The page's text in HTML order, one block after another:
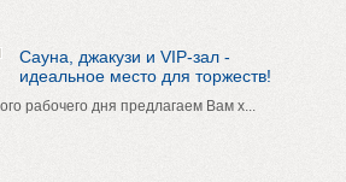
Сауна, джакузи и VIP-зал -
идеальное место для торжеств!
рабочего дня предлагаем Вам х...